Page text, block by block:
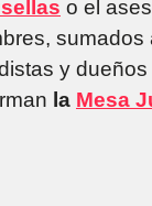
o el
sumados
y dueños
la Mesa